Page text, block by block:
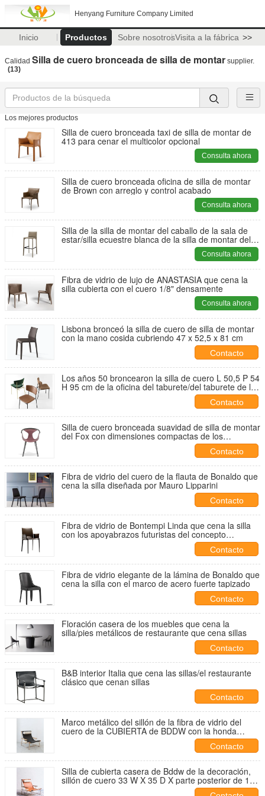
Henyang Furniture Company Limited
Inicio Productos Sobre nosotrosVisita a la fábrica >>
Calidad Silla de cuero bronceada de silla de montar supplier.
(13)
Los mejores productos
Silla de cuero bronceada taxi de silla de montar de
413 para cenar el multicolor opcional
Consulta ahora
Silla de cuero bronceada oficina de silla de montar
de Brown con arreglo y control acabado
Consulta ahora
Silla de la silla de montar del caballo de la sala de
estar/silla ecuestre blanca de la silla de montar del
Consulta ahora
Fibra de vidrio de lujo de ANASTASIA que cena la
silla cubierta con el cuero 1/8" densamente
Consulta ahora
Lisbona bronceó la silla de cuero de silla de montar
con la mano cosida cubriendo 47 x 52,5 x 81 cm
Contacto
Los años 50 broncearon la silla de cuero L 50,5 P 54
H 95 cm de la oficina del taburete/del taburete de la
Contacto
Silla de cuero bronceada suavidad de silla de montar
del Fox con dimensiones compactas de los
Contacto
Fibra de vidrio del cuero de la flauta de Bonaldo que
cena la silla diseñada por Mauro Lipparini
Contacto
Fibra de vidrio de Bontempi Linda que cena la silla
con los apoyabrazos futuristas del concepto
Contacto
Fibra de vidrio elegante de la lámina de Bonaldo que
cena la silla con el marco de acero fuerte tapizado
Contacto
Floración casera de los muebles que cena la
silla/pies metálicos de restaurante que cena sillas
Contacto
B&B interior Italia que cena las sillas/el restaurante
clásico que cenan sillas
Contacto
Marco metálico del sillón de la fibra de vidrio del
cuero de la CUBIERTA de BDDW con la honda
Contacto
Silla de cubierta casera de Bddw de la decoración,
sillón de cuero 33 W X 35 D X parte posterior de 15